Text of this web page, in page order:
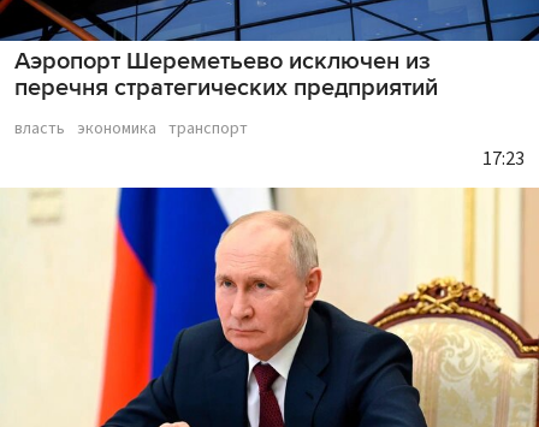
Аэропорт Шереметьево исключен из
перечня стратегических предприятий
власть экономика транспорт
17:23